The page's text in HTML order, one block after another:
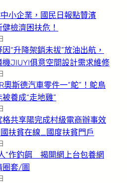
小企業，國民日報點贊濱
檢濟困扶危！
“升降架銷未拔”放油出航，
JIUYI俱意空間設計需求維修
奧斯德汽車零件一“鴕”！鴕鳥
養成“走地雞”
共享陽完成村級電商辦事效
扶貧在線_國度扶貧門戶
”作釣餌 揭開網上台包養網
圈套/圖